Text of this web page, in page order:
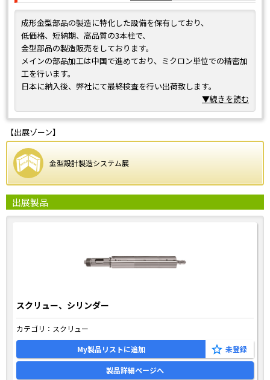
成形金型部品の製造に特化した設備を保有しており、
低価格、短納期、高品質の3本柱で、
金型部品の製造販売をしております。
メインの部品加工は中国で進めており、ミクロン単位での精密加
工を行います。
日本に納入後、弊社にて最終検査を行い出荷致します。
品質に関しては、日本国内での品質保証となります。
また、射出成形機のスクリューも各種対応しております。
▼続きを読む
【出展ゾーン】
金型設計製造システム展
出展製品
スクリュー、シリンダー
カテゴリ： スクリュー
My製品リストに追加
製品詳細ページへ